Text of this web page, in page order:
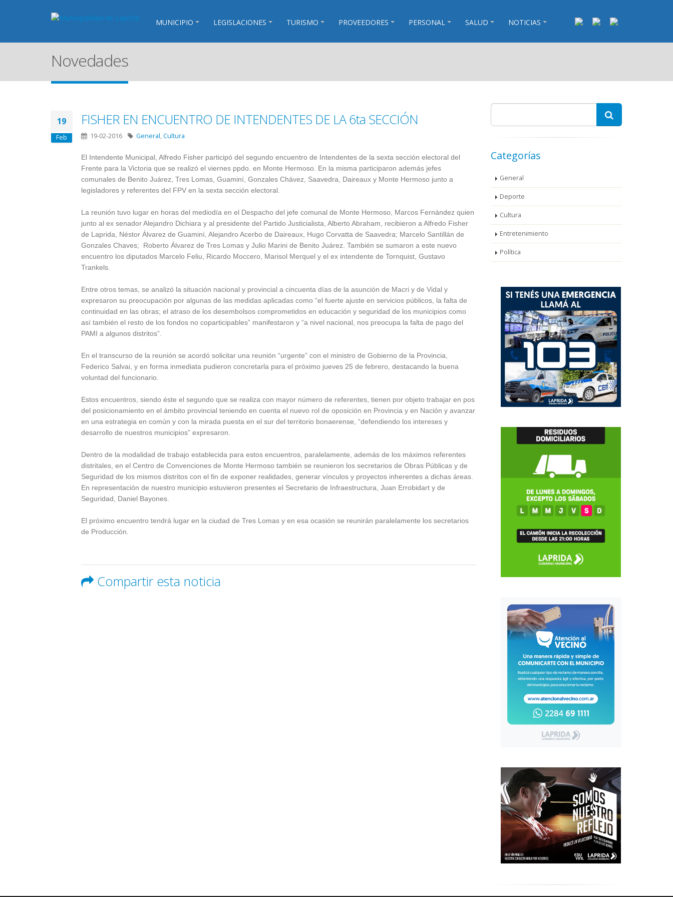
MUNICIPIO LEGISLACIONES TURISMO PROVEEDORES PERSONAL SALUD NOTICIAS
Novedades
19
Feb
FISHER EN ENCUENTRO DE INTENDENTES DE LA 6ta SECCIÓN
19-02-2016 General,Cultura
El Intendente Municipal, Alfredo Fisher participó del segundo encuentro de Intendentes de la sexta sección electoral del
Frente para la Victoria que se realizó el viernes ppdo. en Monte Hermoso. En la misma participaron además jefes
comunales de Benito Juárez, Tres Lomas, Guaminí, Gonzales Chávez, Saavedra, Daireaux y Monte Hermoso junto a
legisladores y referentes del FPV en la sexta sección electoral.
La reunión tuvo lugar en horas del mediodía en el Despacho del jefe comunal de Monte Hermoso, Marcos Fernández quien
junto al ex senador Alejandro Dichiara y al presidente del Partido Justicialista, Alberto Abraham, recibieron a Alfredo Fisher
de Laprida, Néstor Álvarez de Guaminí, Alejandro Acerbo de Daireaux, Hugo Corvatta de Saavedra; Marcelo Santillán de
Gonzales Chaves; Roberto Álvarez de Tres Lomas y Julio Marini de Benito Juárez. También se sumaron a este nuevo
encuentro los diputados Marcelo Feliu, Ricardo Moccero, Marisol Merquel y el ex intendente de Tornquist, Gustavo
Trankels.
Entre otros temas, se analizó la situación nacional y provincial a cincuenta días de la asunción de Macri y de Vidal y
expresaron su preocupación por algunas de las medidas aplicadas como “el fuerte ajuste en servicios públicos, la falta de
continuidad en las obras; el atraso de los desembolsos comprometidos en educación y seguridad de los municipios como
así también el resto de los fondos no coparticipables” manifestaron y “a nivel nacional, nos preocupa la falta de pago del
PAMI a algunos distritos”.
En el transcurso de la reunión se acordó solicitar una reunión “urgente” con el ministro de Gobierno de la Provincia,
Federico Salvai, y en forma inmediata pudieron concretarla para el próximo jueves 25 de febrero, destacando la buena
voluntad del funcionario.
Estos encuentros, siendo éste el segundo que se realiza con mayor número de referentes, tienen por objeto trabajar en pos
del posicionamiento en el ámbito provincial teniendo en cuenta el nuevo rol de oposición en Provincia y en Nación y avanzar
en una estrategia en común y con la mirada puesta en el sur del territorio bonaerense, “defendiendo los intereses y
desarrollo de nuestros municipios” expresaron.
Dentro de la modalidad de trabajo establecida para estos encuentros, paralelamente, además de los máximos referentes
distritales, en el Centro de Convenciones de Monte Hermoso también se reunieron los secretarios de Obras Públicas y de
Seguridad de los mismos distritos con el fin de exponer realidades, generar vínculos y proyectos inherentes a dichas áreas.
En representación de nuestro municipio estuvieron presentes el Secretario de Infraestructura, Juan Errobidart y de
Seguridad, Daniel Bayones.
El próximo encuentro tendrá lugar en la ciudad de Tres Lomas y en esa ocasión se reunirán paralelamente los secretarios
de Producción.
Compartir esta noticia
Categorías
General
Deporte
Cultura
Entretenimiento
Política